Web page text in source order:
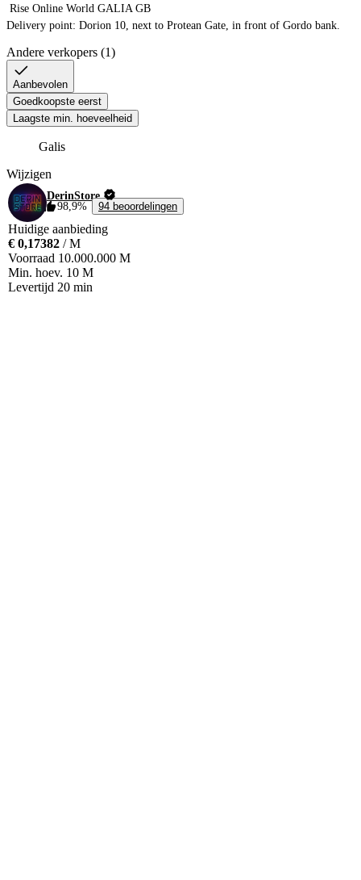
Rise Online World GALIA GB
Andere verkopers (1)
Aanbevolen
Goedkoopste eerst
Laagste min. hoeveelheid
Galis
Wijzigen
DerinStore
98,9%
94 beoordelingen
Huidige aanbieding
€ 0,17382 / M
Voorraad 10.000.000 M
Min. hoev. 10 M
Levertijd 20 min